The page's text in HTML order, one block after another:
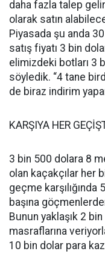
daha fazla talep
olarak satın
Piyasada şu anda
satış fiyatı 3 bin
elimizdeki botları 3
söyledik. “4 tane
de biraz indirim
KARŞIYA HER
3 bin 500 dolara 8
olan kaçakçılar her
geçme karşılığında
başına
Bunun yaklaşık 2 bin
masraflarına
10 bin dolar para